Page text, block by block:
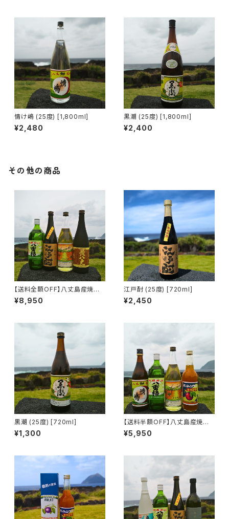
情け嶋 (25度) [1,800ml]
¥2,480
黒潮 (25度) [1,800ml]
¥2,400
その他の商品
【送料全額OFF】八丈島産焼酎４
本おすすめセット
¥8,950
江戸酎 (25度) [720ml]
¥2,450
黒潮 (25度) [720ml]
¥1,300
【送料半額OFF】八丈島産焼酎３
本＋１本おすすめセット③ お
ススメ島焼酎にパッションフルー
¥5,950